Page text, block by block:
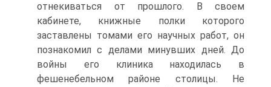
отнекиваться от прошлого. В своем
кабинете, книжные полки которого
заставлены томами его научных работ, он
познакомил с делами минувших дней. До
войны его клиника находилась в
фешенебельном районе столицы. Не